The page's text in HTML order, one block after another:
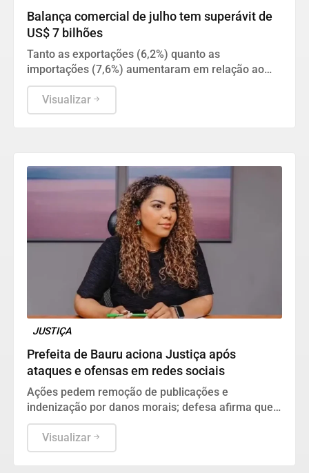
Balança comercial de julho tem superávit de
US$ 7 bilhões
Tanto as exportações (6,2%) quanto as
importações (7,6%) aumentaram em relação ao
mesmo período do ano passado.
Visualizar
JUSTIÇA
Prefeita de Bauru aciona Justiça após
ataques e ofensas em redes sociais
Ações pedem remoção de publicações e
indenização por danos morais; defesa afirma que
conteúdos ultrapassam o limite da crítica política
Visualizar